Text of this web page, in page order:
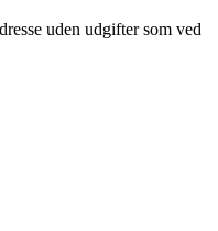
uden udgifter som ved